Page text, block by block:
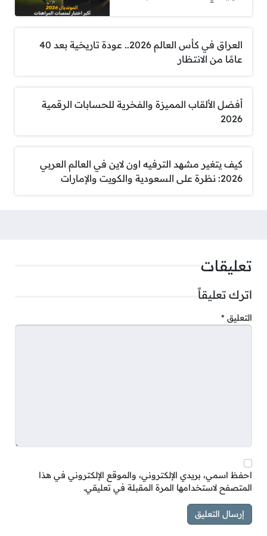
العراق في كأس العالم 2026.. عودة تاريخية بعد 40
عامًا من الانتظار
أفضل الألقاب المميزة والفخرية للحسابات الرقمية
2026
كيف يتغير مشهد الترفيه اون لاين في العالم العربي
2026: نظرة على السعودية والكويت والإمارات
تعليقات
اترك تعليقاً
التعليق *
احفظ اسمي، بريدي الإلكتروني، والموقع الإلكتروني في هذا
المتصفح لاستخدامها المرة المقبلة في تعليقي.